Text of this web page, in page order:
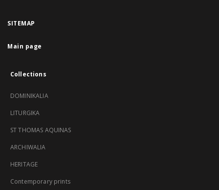
SITEMAP
Main page
Collections
DOMINIKALIA
LITURGIKA
ST THOMAS AQUINAS
ARCHIWALIA
HERITAGE
Contemporary prints